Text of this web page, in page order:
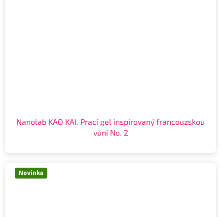
Nanolab KAO KAI. Prací gel inspirovaný francouzskou
vůní No. 2
Novinka